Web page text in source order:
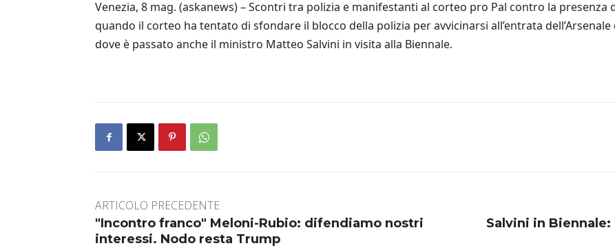
Venezia, 8 mag. (askanews) – Scontri tra polizia e manifestanti al corteo pro Pal contro la presenza
quando il corteo ha tentato di sfondare il blocco della polizia per avvicinarsi all’entrata
dove è passato anche il ministro Matteo Salvini in visita alla Biennale.
ARTICOLO PRECEDENTE
"Incontro franco" Meloni-Rubio: difendiamo nostri
interessi. Nodo resta Trump
Salvini in